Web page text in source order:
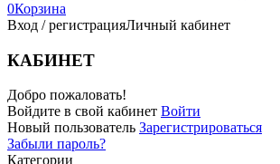
0Корзина
Вход / регистрацияЛичный кабинет
КАБИНЕТ
Добро пожаловать!
Войдите в свой кабинет Войти
Новый пользователь Зарегистрироваться
Забыли пароль?
Категории